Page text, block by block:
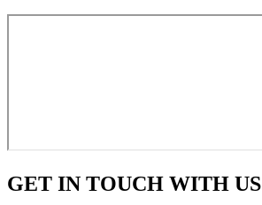
GET IN TOUCH WITH US